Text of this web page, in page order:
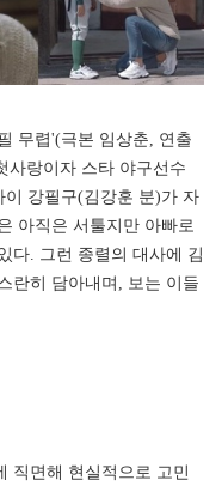
무렵'(극본 임상춘, 연출
사랑이자 스타 야구선수
강필구(김강훈 분)가 자
아직은 서툴지만 아빠로
다. 그런 종렬의 대사에 김
란히 담아내며, 보는 이들
직면해 현실적으로 고민